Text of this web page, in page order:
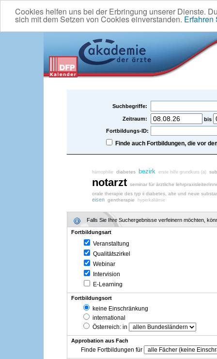
Cookies helfen uns bei der Erbringung unserer Dienste.
sich mit dem Setzen von Cookies einverstanden. Erfahren
Suchbegriffe:
Zeitraum:
bis
Fortbildungs-ID:
Finde auch Fortbildungen, die vor
hämophilie diabetes bezirk erste hilfe grundkurs (a)
notarzt seminar für ärztliche lehrpraxisleiter/
orale therapie des typ ii diabetes, alte und neue
eisen gentherapie hyperkaliämie
Falls Sie Ihre Suchergebnisse verfeinern möchten,
Fortbildungsart
Veranstaltung
Qualitätszirkel
Webinar
Intervision
E-Learning
Fortbildungsort
keine Einschränkung
international
Österreich: in
Approbation aus Fach
Finde Fortbildungen für